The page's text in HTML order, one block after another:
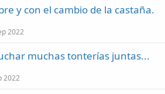
y con el cambio de la castaña.
2022
muchas tonterías juntas...
2022